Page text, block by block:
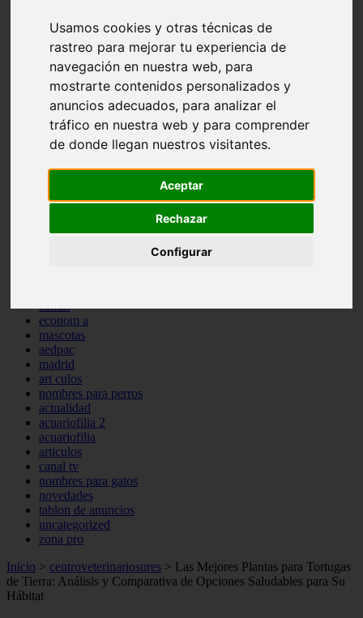
Usamos cookies y otras técnicas de
rastreo para mejorar tu experiencia de
navegación en nuestra web, para
mostrarte contenidos personalizados y
anuncios adecuados, para analizar el
tráfico en nuestra web y para comprender
de donde llegan nuestros visitantes.
Aceptar
Rechazar
Configurar
protagonistas
reptiles
adopci n
ferias
higiene
snacks
acuario
iberzoo propet
estanques
conejos
navidad
camas
econom a
mascotas
aedpac
madrid
art culos
nombres para perros
actualidad
acuariofilia 2
acuariofilia
articulos
canal tv
nombres para gatos
novedades
tablon de anuncios
uncategorized
zona pro
Inicio > centroveterinariosures > Las Mejores Plantas para Tortugas
de Tierra: Análisis y Comparativa de Opciones Saludables para Su
Hábitat